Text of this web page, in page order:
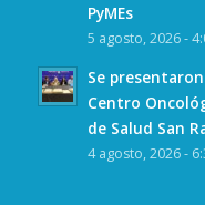
PyMEs
5 agosto, 2026 -
Se
Centro
de Salud San
4 agosto, 2026 -